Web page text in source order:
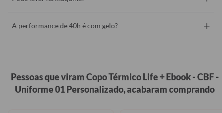
A performance de 40h é com gelo? +
Pessoas que viram Copo Térmico Life + Ebook - CBF -
Uniforme 01 Personalizado, acabaram comprando